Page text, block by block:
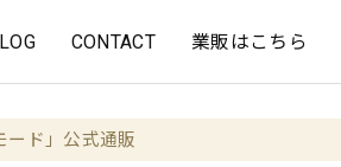
CONTACT 業販はこちら
ド」公式通販